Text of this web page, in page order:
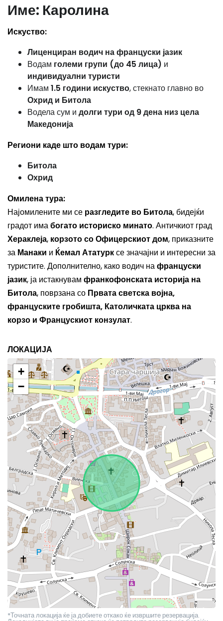
Име: Каролина
Искуство:
Лиценциран водич на француски јазик
Водам големи групи (до 45 лица) и
индивидуални туристи
Имам 1.5 години искуство, стекнато главно во
Охрид и Битола
Водела сум и долги тури од 9 дена низ цела
Македонија
Региони каде што водам тури:
Битола
Охрид
Омилена тура:
Најомилените ми се разгледите во Битола, бидејќи
градот имабогато историско минато. Античкиот град
Хераклеја, корзото со Офицерскиот дом, приказните
за Манаки и Ќемал Ататурксе значајни и интересни за
туристите. Дополнително, како водич нафранцуски
јазик, ја истакнувам франкофонската историја на
Битола, поврзана со Првата светска војна,
француските гробишта, Католичката црква на
корзо и Францускиот конзулат.
ЛОКАЦИЈА
+
−
*Точната локација ќе ја добиете откако ќе извршите резервација.